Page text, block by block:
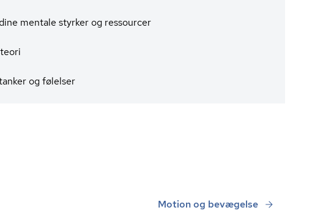
mentale styrker og ressourcer
og følelser
Motion og bevægelse